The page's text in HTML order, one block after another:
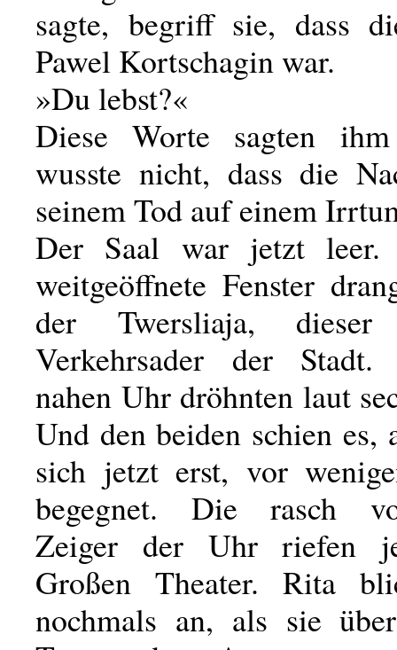
sagte, begriff sie, dass
Pawel Kortschagin war.
»Du lebst?«
Diese Worte sagten
wusste nicht, dass die
seinem Tod auf einem
Der Saal war jetzt leer.
weitgeöffnete Fenster
der Twersliaja, dieser
Verkehrsader der
nahen Uhr dröhnten laut
Und den beiden schien es,
sich jetzt erst, vor
begegnet. Die rasch
Zeiger der Uhr riefen
Großen Theater. Rita
nochmals an, als sie